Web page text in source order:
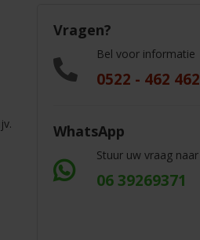
Vragen?
Bel voor informatie
0522 - 462 462
WhatsApp
Stuur uw vraag naar
06 39269371